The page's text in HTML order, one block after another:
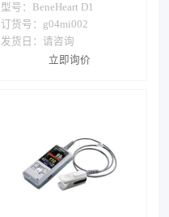
型号： BeneHeart D1
订货号：g04mi002
发货日： 请咨询
立即询价